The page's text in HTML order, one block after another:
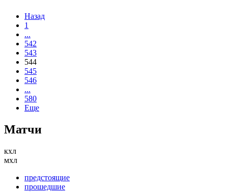
Назад
1
...
542
543
544
545
546
...
580
Еще
Матчи
кхл
мхл
предстоящие
прошедшие